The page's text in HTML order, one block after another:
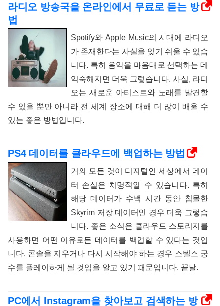
라디오 방송국을 온라인에서 무료로 듣는 방
법
Spotify와 Apple Music의 시대에 라디오
가 존재한다는 사실을 잊기 쉬울 수 있습
니다. 특히 음악을 마음대로 선택하는 데
익숙해지면 더욱 그렇습니다. 사실, 라디
오는 새로운 아티스트와 노래를 발견할
수 있을 뿐만 아니라 전 세계 장소에 대해 더 많이 배울 수
있는 좋은 방법입니다.
PS4 데이터를 클라우드에 백업하는 방법
거의 모든 것이 디지털인 세상에서 데이
터 손실은 치명적일 수 있습니다. 특히
해당 데이터가 수백 시간 동안 침몰한
Skyrim 저장 데이터인 경우 더욱 그렇습
니다. 좋은 소식은 클라우드 스토리지를
사용하면 어떤 이유로든 데이터를 백업할 수 있다는 것입
니다. 콘솔을 지우거나 다시 시작해야 하는 경우 스텔스 궁
수를 플레이하게 될 것임을 알고 있기 때문입니다. 끝날.
PC에서 Instagram을 찾아보고 검색하는 방